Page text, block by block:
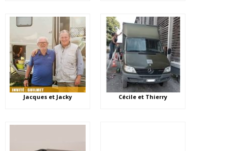
Jacques et Jacky Cécile et Thierry